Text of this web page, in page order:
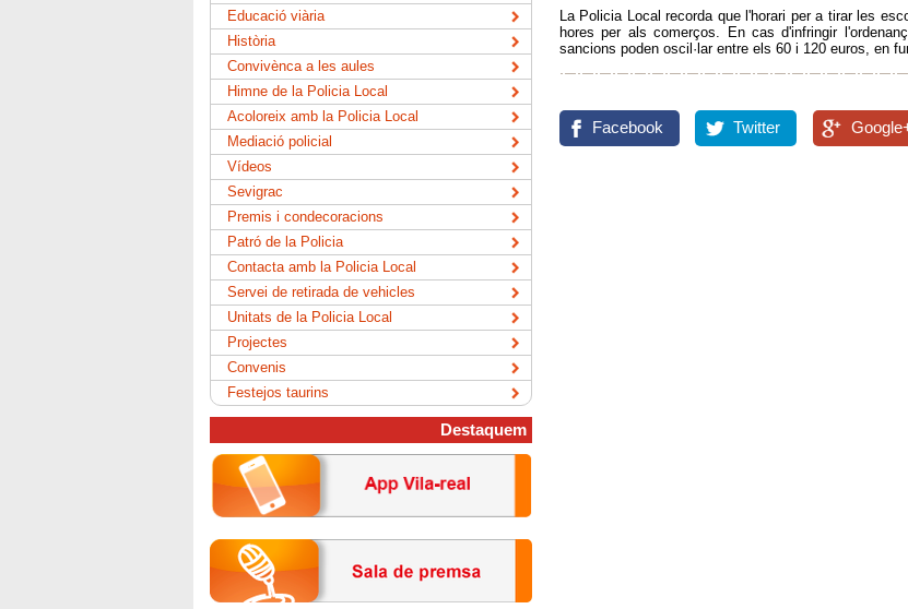
La Policia Local recorda que l'horari per a tirar les
hores per als comerços. En cas d'infringir
sancions poden oscil·lar entre els 60 i 120 euros, en
Facebook Twitter
Educació viària
Història
Convivènca a les aules
Himne de la Policia Local
Acoloreix amb la Policia Local
Mediació policial
Vídeos
Sevigrac
Premis i condecoracions
Patró de la Policia
Contacta amb la Policia Local
Servei de retirada de vehicles
Unitats de la Policia Local
Projectes
Convenis
Festejos taurins
Destaquem